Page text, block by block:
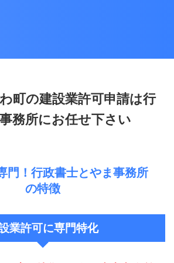
町の建設業許可申請は行
務所にお任せ下さい
門！行政書士とやま事務所
の特徴
業許可に専門特化